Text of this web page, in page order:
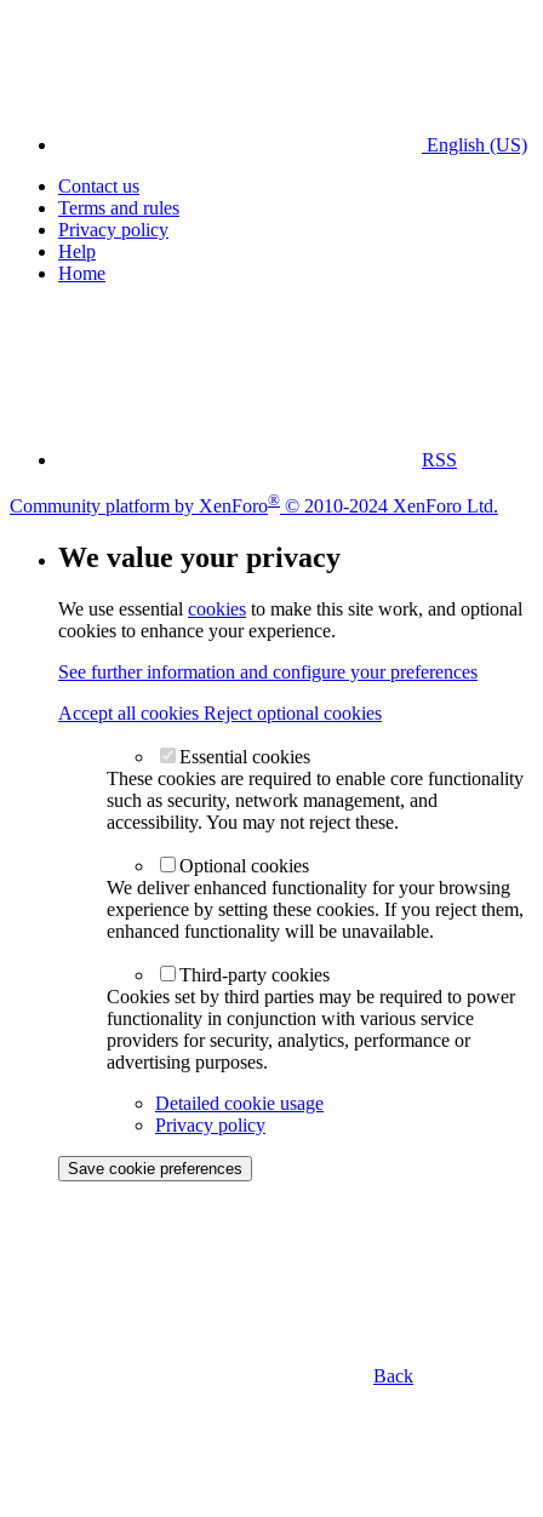
English (US)
Contact us
Terms and rules
Privacy policy
Help
Home
RSS
Community platform by XenForo® © 2010-2024 XenForo Ltd.
We value your privacy
We use essential cookies to make this site work, and optional
cookies to enhance your experience.
See further information and configure your preferences
Accept all cookies Reject optional cookies
Essential cookies
These cookies are required to enable core functionality
such as security, network management, and
accessibility. You may not reject these.
Optional cookies
We deliver enhanced functionality for your browsing
experience by setting these cookies. If you reject them,
enhanced functionality will be unavailable.
Third-party cookies
Cookies set by third parties may be required to power
functionality in conjunction with various service
providers for security, analytics, performance or
advertising purposes.
Detailed cookie usage
Privacy policy
Save cookie preferences
Back